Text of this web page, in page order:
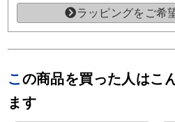
ラッピングをご希
この商品を買った人はこんな商品も買ってい
ます